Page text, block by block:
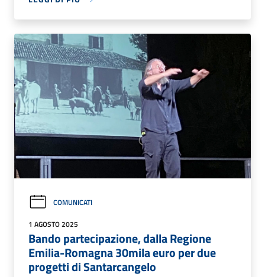
COMUNICATI
1 AGOSTO 2025
Bando partecipazione, dalla Regione
Emilia-Romagna 30mila euro per due
progetti di Santarcangelo